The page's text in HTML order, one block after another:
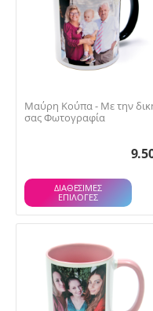
Μαύρη Κούπα - Με την
σας Φωτογραφία
ΔΙΑΘΕΣΙΜΕΣ
ΕΠΙΛΟΓΈΣ